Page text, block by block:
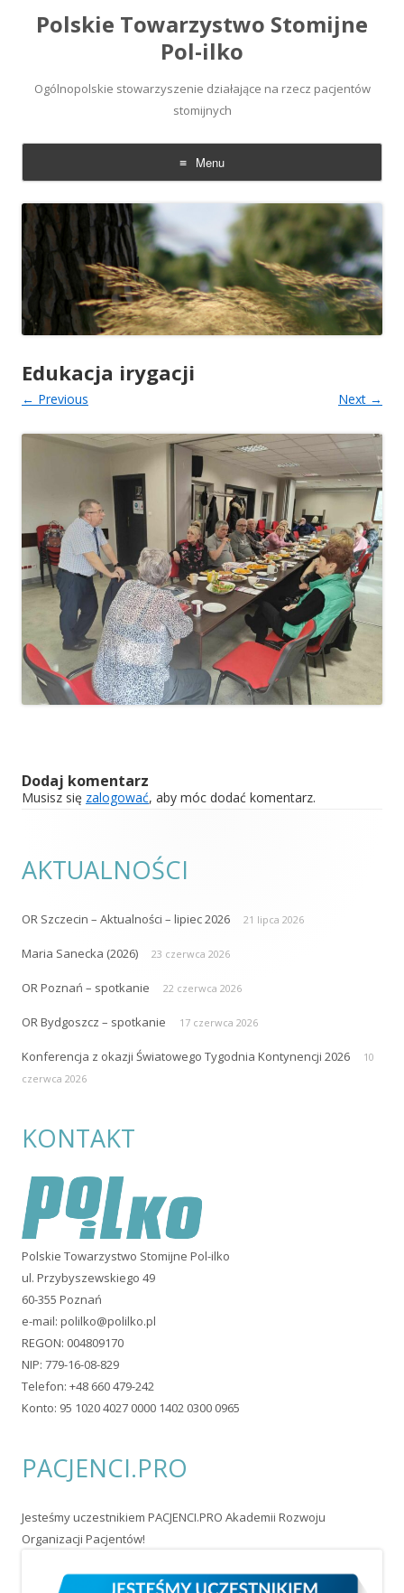
Polskie Towarzystwo Stomijne
Pol-ilko
Ogólnopolskie stowarzyszenie działające na rzecz pacjentów
stomijnych
Menu
Skip
to
content
Edukacja irygacji
← Previous Next →
Dodaj komentarz
Musisz się zalogować, aby móc dodać komentarz.
AKTUALNOŚCI
OR Szczecin – Aktualności – lipiec 2026 21 lipca 2026
Maria Sanecka (2026) 23 czerwca 2026
OR Poznań – spotkanie 22 czerwca 2026
OR Bydgoszcz – spotkanie 17 czerwca 2026
Konferencja z okazji Światowego Tygodnia Kontynencji 2026
10
czerwca 2026
KONTAKT
Polskie Towarzystwo Stomijne Pol-ilko
ul. Przybyszewskiego 49
60-355 Poznań
e-mail: polilko@polilko.pl
REGON: 004809170
NIP: 779-16-08-829
Telefon: +48 660 479-242
Konto: 95 1020 4027 0000 1402 0300 0965
PACJENCI.PRO
Jesteśmy uczestnikiem PACJENCI.PRO Akademii Rozwoju
Organizacji Pacjentów!